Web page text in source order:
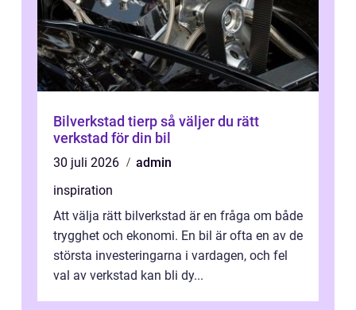
Bilverkstad tierp så väljer du rätt
verkstad för din bil
30 juli 2026
admin
inspiration
Att välja rätt bilverkstad är en fråga om både
trygghet och ekonomi. En bil är ofta en av de
största investeringarna i vardagen, och fel
val av verkstad kan bli dy...